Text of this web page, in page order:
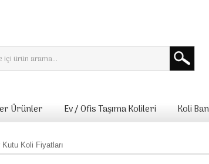
Ürünler Ev / Ofis Taşıma Kolileri Koli
Kutu Koli Fiyatları